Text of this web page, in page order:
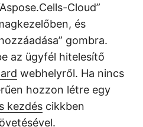
Cloud”
és
gombra.
az ügyfél hitelesítő
webhelyről. Ha nincs
hozzon létre egy
kezdés cikkben